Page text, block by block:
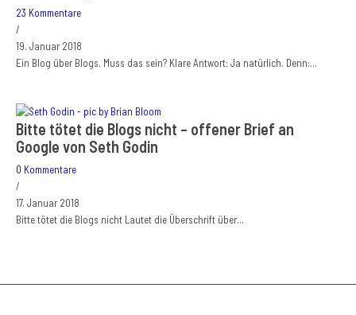
23 Kommentare
/
19. Januar 2018
Ein Blog über Blogs. Muss das sein? Klare Antwort: Ja natürlich. Denn:…
Bitte tötet die Blogs nicht – offener Brief an
Google von Seth Godin
0 Kommentare
/
17. Januar 2018
Bitte tötet die Blogs nicht Lautet die Überschrift über…